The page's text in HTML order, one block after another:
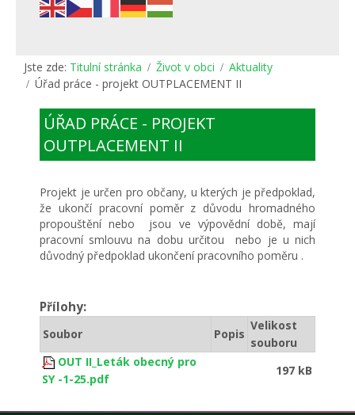
Jste zde: Titulní stránka Život v obci
Aktuality
Úřad práce - projekt OUTPLACEMENT II
ÚŘAD PRÁCE - PROJEKT
OUTPLACEMENT II
Projekt je určen pro občany, u kterých je předpoklad,
že ukončí pracovní poměr z důvodu hromadného
propouštění nebo jsou ve výpovědní době, mají
pracovní smlouvu na dobu určitou nebo je u nich
důvodný předpoklad ukončení pracovního poměru .
Přílohy:
Soubor Popis
Velikost
souboru
OUT II_Leták obecný pro
SY -1-25.pdf
197 kB